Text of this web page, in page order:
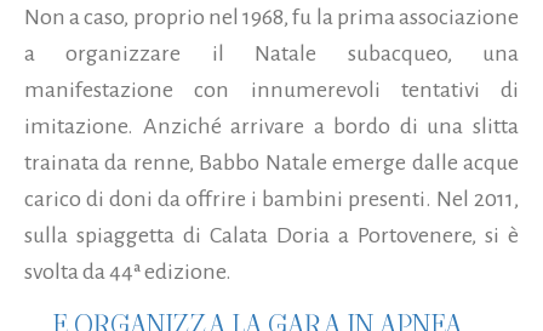
Non a caso, proprio nel 1968, fu la prima associazione
a organizzare il Natale subacqueo, una
manifestazione con innumerevoli tentativi di
imitazione. Anziché arrivare a bordo di una slitta
trainata da renne, Babbo Natale emerge dalle acque
carico di doni da offrire i bambini presenti. Nel 2011,
sulla spiaggetta di Calata Doria a Portovenere, si è
svolta da 44ª edizione.